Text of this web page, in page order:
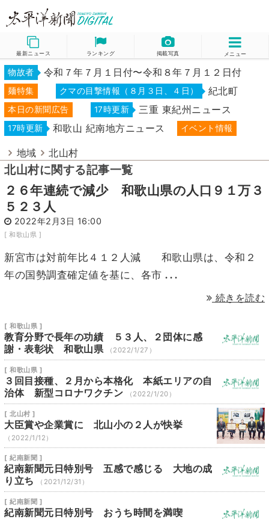
最新ニュース ランキング 掲載写真 メニュー
物故者 令和７年７月１日付〜令和８年７月１２日付
麺特集 クマの目撃情報（８月３日、４日） 紀北町
本日の新聞広告 17時更新 三重 東紀州ニュース
17時更新 和歌山 紀南地方ニュース イベント情報
地域 北山村
北山村に関する記事一覧
２６年連続で減少 和歌山県の人口９１万３
５２３人
2022年2月3日 16:00
[ 和歌山県 ]
新宮市は対前年比４１２人減 和歌山県は、令和２
年の国勢調査確定値を基に、各市 ...
続きを読む
[ 和歌山県 ]
教育分野で長年の功績 ５３人、２団体に感
謝・表彰状 和歌山県
（2022/1/27）
[ 和歌山県 ]
３回目接種、２月から本格化 本紙エリアの自
治体 新型コロナワクチン
（2022/1/20）
[ 北山村 ]
大臣賞や企業賞に 北山小の２人が快挙
（2022/1/12）
[ 紀南新聞 ]
紀南新聞元日特別号 五感で感じる 大地の成
り立ち
（2021/12/31）
[ 紀南新聞 ]
紀南新聞元日特別号 おうち時間を満喫